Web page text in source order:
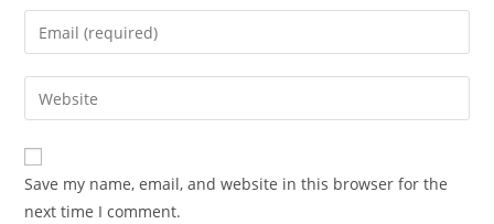
name
comment
Enter
your
email
address
comment
Enter
your
website
URL
(optional)
Save my name, email, and website in this browser for the
next time I comment.